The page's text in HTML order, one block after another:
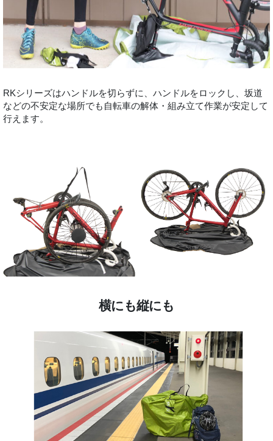
RKシリーズはハンドルを切らずに、ハンドルをロックし、坂道
などの不安定な場所でも自転車の解体・組み立て作業が安定して
行えます。
横にも縦にも